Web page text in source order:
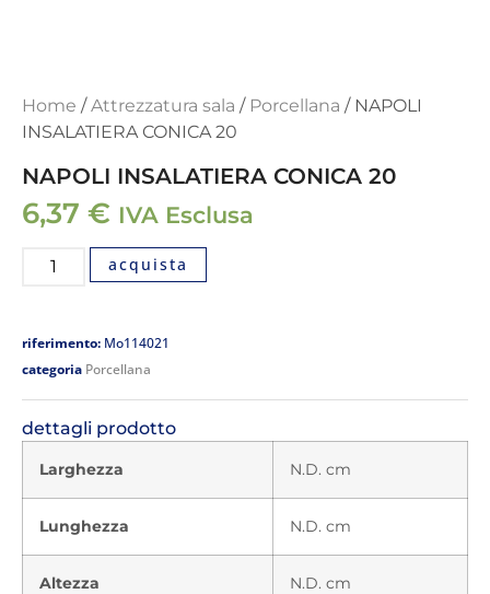
Home /Attrezzatura sala / Porcellana / NAPOLI
INSALATIERA CONICA 20
NAPOLI INSALATIERA CONICA 20
6,37 € IVA Esclusa
acquista
riferimento: Mo114021
categoria Porcellana
dettagli prodotto
Larghezza N.D. cm
Lunghezza N.D. cm
Altezza N.D. cm